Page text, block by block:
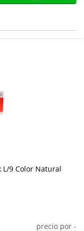
L/9 Color Natural
precio por -